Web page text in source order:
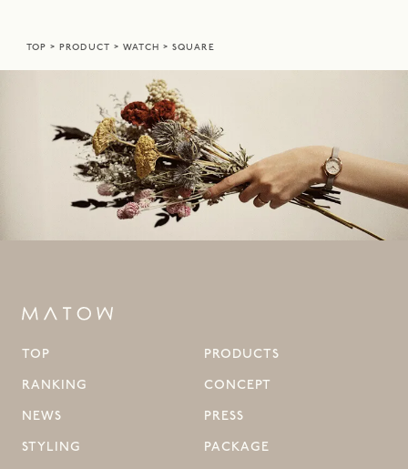
TOP PRODUCT WATCH SQUARE
TOP
PRODUCTS
RANKING
CONCEPT
NEWS
PRESS
STYLING
PACKAGE